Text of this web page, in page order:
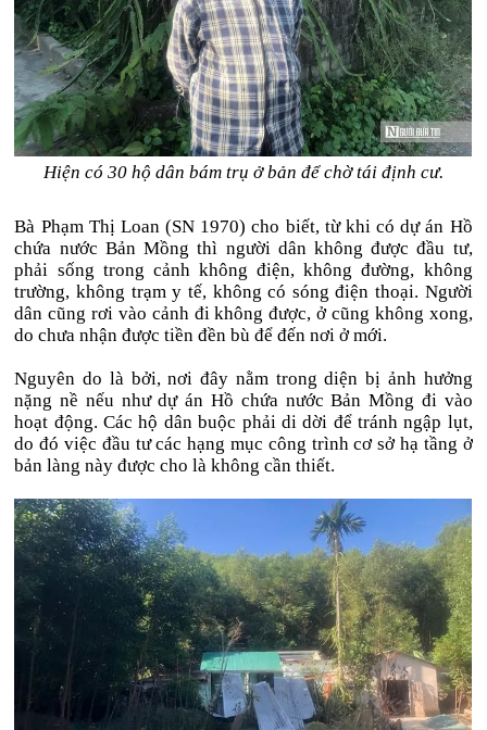
Hiện có 30 hộ dân bám trụ ở bản để chờ tái định cư.
Bà Phạm Thị Loan (SN 1970) cho biết, từ khi có dự án Hồ
chứa nước Bản Mồng thì người dân không được đầu tư,
phải sống trong cảnh không điện, không đường, không
trường, không trạm y tế, không có sóng điện thoại. Người
dân cũng rơi vào cảnh đi không được, ở cũng không xong,
do chưa nhận được tiền đền bù để đến nơi ở mới.
Nguyên do là bởi, nơi đây nằm trong diện bị ảnh hưởng
nặng nề nếu như dự án Hồ chứa nước Bản Mồng đi vào
hoạt động. Các hộ dân buộc phải di dời để tránh ngập lụt,
do đó việc đầu tư các hạng mục công trình cơ sở hạ tầng ở
bản làng này được cho là không cần thiết.